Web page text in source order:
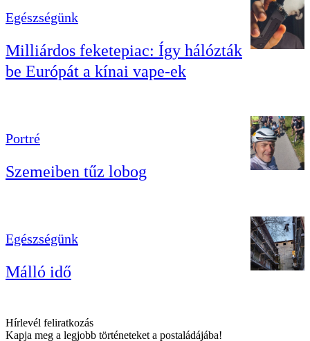
Egészségünk
Milliárdos feketepiac: Így hálózták
be Európát a kínai vape-ek
Portré
Szemeiben tűz lobog
Egészségünk
Málló idő
Hírlevél feliratkozás
Kapja meg a legjobb történeteket a postaládájába!